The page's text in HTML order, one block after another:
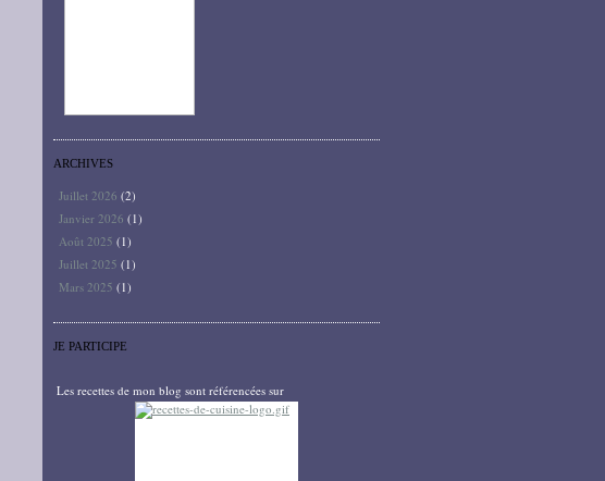
ARCHIVES
Juillet 2026 (2)
Janvier 2026 (1)
Août 2025 (1)
Juillet 2025 (1)
Mars 2025 (1)
JE PARTICIPE
Les recettes de mon blog sont référencées sur